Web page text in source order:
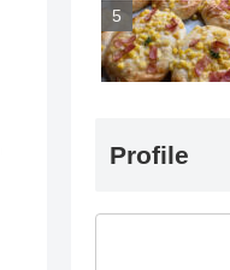
Profile